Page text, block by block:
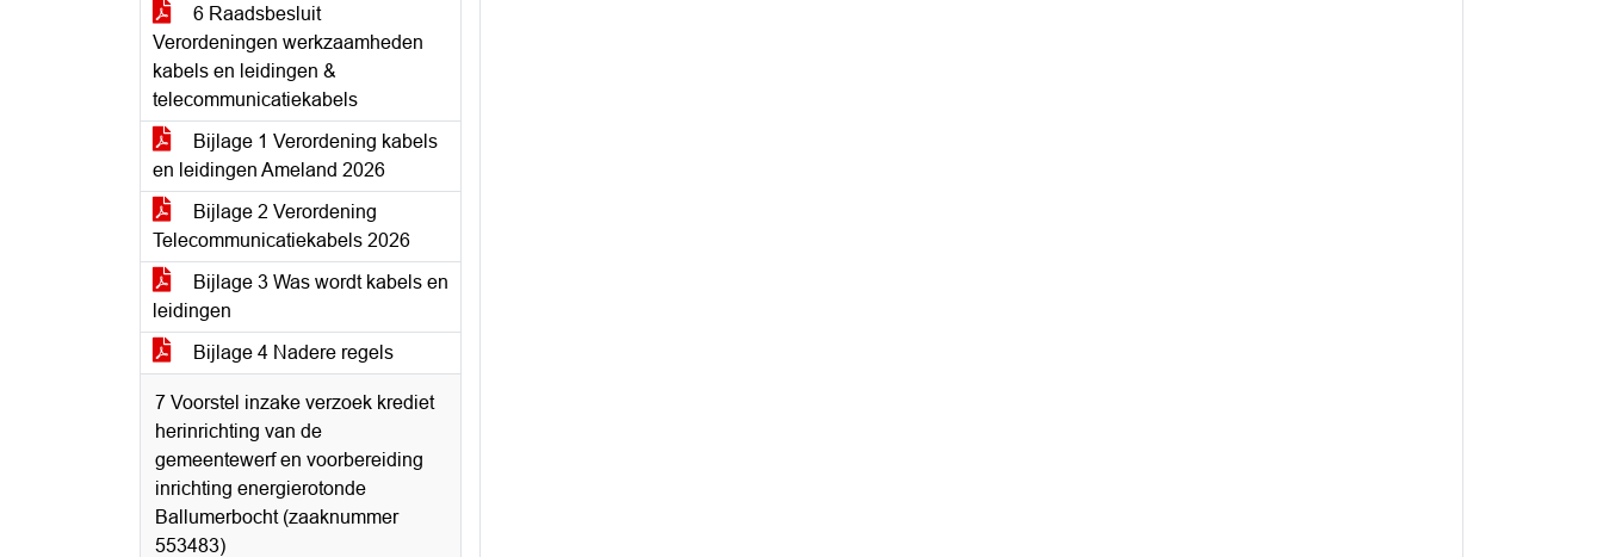
6 Raadsbesluit
Verordeningen werkzaamheden
kabels en leidingen &
telecommunicatiekabels
Bijlage 1 Verordening kabels
en leidingen Ameland 2026
Bijlage 2 Verordening
Telecommunicatiekabels 2026
Bijlage 3 Was wordt kabels en
leidingen
Bijlage 4 Nadere regels
7 Voorstel inzake verzoek krediet
herinrichting van de
gemeentewerf en voorbereiding
inrichting energierotonde
Ballumerbocht (zaaknummer
553483)